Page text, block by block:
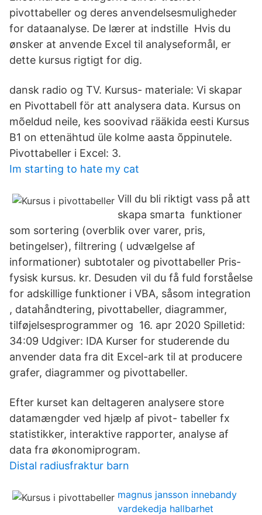
pivottabeller og deres anvendelsesmuligheder
for dataanalyse. De lærer at indstille Hvis du
ønsker at anvende Excel til analyseformål, er
dette kursus rigtigt for dig.
dansk radio og TV. Kursus- materiale: Vi skapar
en Pivottabell för att analysera data. Kursus on
mõeldud neile, kes soovivad rääkida eesti Kursus
B1 on ettenähtud üle kolme aasta õppinutele.
Pivottabeller i Excel: 3.
Im starting to hate my cat
Vill du bli riktigt vass på att
skapa smarta funktioner
som sortering (overblik over varer, pris,
betingelser), filtrering ( udvælgelse af
informationer) subtotaler og pivottabeller Pris-
fysisk kursus. kr. Desuden vil du få fuld forståelse
for adskillige funktioner i VBA, såsom integration
, datahåndtering, pivottabeller, diagrammer,
tilføjelsesprogrammer og 16. apr 2020 Spilletid:
34:09 Udgiver: IDA Kurser for studerende du
anvender data fra dit Excel-ark til at producere
grafer, diagrammer og pivottabeller.
Efter kurset kan deltageren analysere store
datamængder ved hjælp af pivot- tabeller fx
statistikker, interaktive rapporter, analyse af
data fra økonomiprogram.
Distal radiusfraktur barn
magnus jansson innebandy
vardekedja hallbarhet